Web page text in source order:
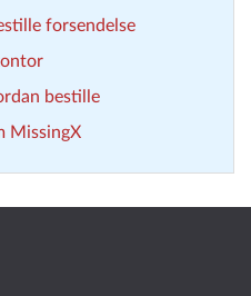
forsendelse
bestille
MissingX